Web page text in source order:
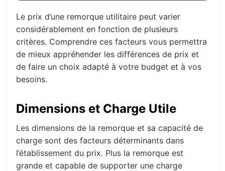
Le prix d’une remorque utilitaire peut varier
considérablement en fonction de plusieurs
critères. Comprendre ces facteurs vous permettra
de mieux appréhender les différences de prix et
de faire un choix adapté à votre budget et à vos
besoins.
Dimensions et Charge Utile
Les dimensions de la remorque et sa capacité de
charge sont des facteurs déterminants dans
l’établissement du prix. Plus la remorque est
grande et capable de supporter une charge